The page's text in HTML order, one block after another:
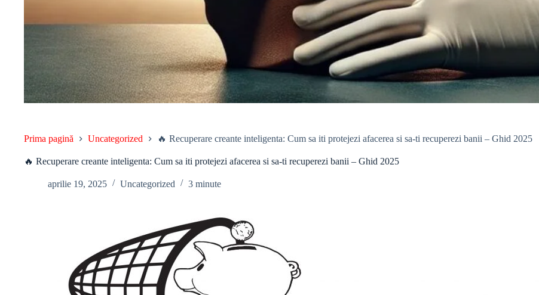
Prima pagină Uncategorized 🔥 Recuperare creante inteligenta: Cum sa iti protejezi afacerea si sa-ti recuperezi banii – Ghid 2025
🔥 Recuperare creante inteligenta: Cum sa iti protejezi afacerea si sa-ti recuperezi banii – Ghid 2025
aprilie 19, 2025 Uncategorized 3 minute